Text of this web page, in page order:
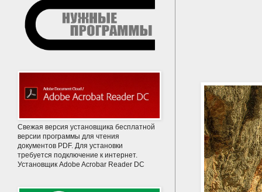
Свежая версия установщика бесплатной
версии программы для чтения
документов PDF. Для установки
требуется подключение к интернет.
Установщик Adobe Acrobar Reader DC